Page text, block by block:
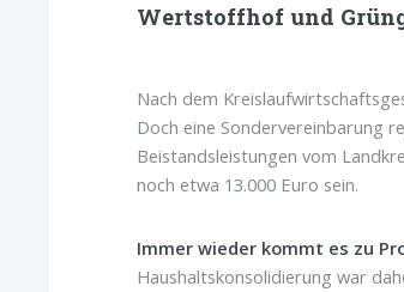
Wertstoffhof und
Nach dem
Doch eine Sondervereinbarung
Beistandsleistungen vom
noch etwa 13.000 Euro sein.
Immer wieder kommt es zu
Haushaltskonsolidierung war